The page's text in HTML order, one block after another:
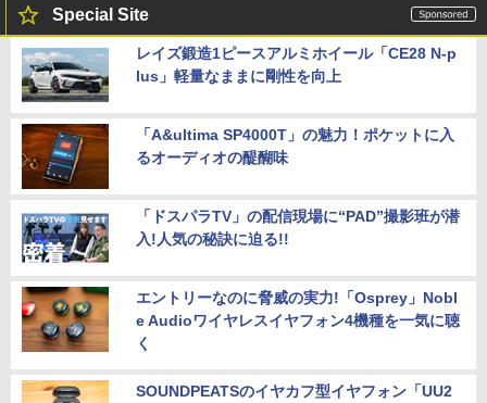
Special Site
レイズ鍛造1ピースアルミホイール「CE28 N-p
lus」軽量なままに剛性を向上
「A&ultima SP4000T」の魅力！ポケットに入
るオーディオの醍醐味
「ドスパラTV」の配信現場に“PAD”撮影班が潜
入!人気の秘訣に迫る!!
エントリーなのに脅威の実力!「Osprey」Nobl
e Audioワイヤレスイヤフォン4機種を一気に聴
く
SOUNDPEATSのイヤカフ型イヤフォン「UU2